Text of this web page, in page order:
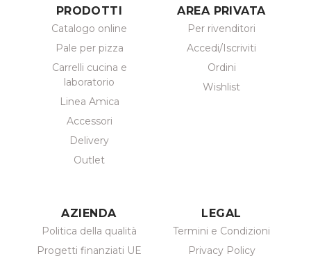
PRODOTTI
Catalogo online
Pale per pizza
Carrelli cucina e
laboratorio
Linea Amica
Accessori
Delivery
Outlet
AREA PRIVATA
Per rivenditori
Accedi/Iscriviti
Ordini
Wishlist
AZIENDA
Politica della qualità
Progetti finanziati UE
LEGAL
Termini e Condizioni
Privacy Policy